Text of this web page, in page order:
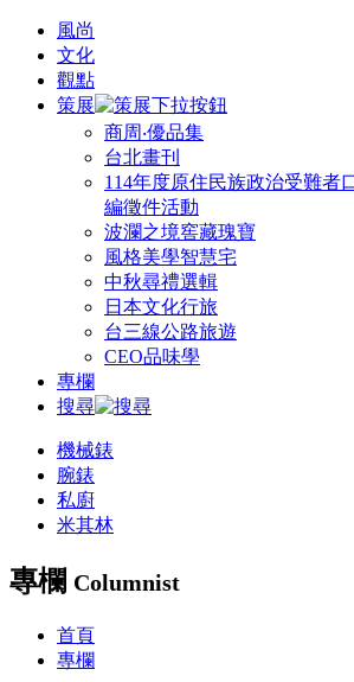
風尚
文化
觀點
策展
商周‧優品集
台北畫刊
114年度原住民族政治受難者
編徵件活動
波瀾之境窖藏瑰寶
風格美學智慧宅
中秋尋禮選輯
日本文化行旅
台三線公路旅遊
CEO品味學
專欄
搜尋
機械錶
腕錶
私廚
米其林
專欄 Columnist
首頁
專欄